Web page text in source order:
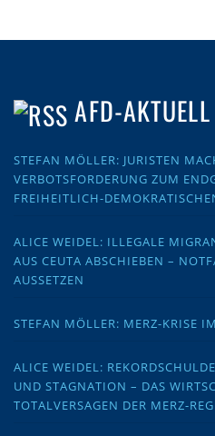
AFD-AKTUELL
STEFAN MÖLLER: JURISTEN
VERBOTSFORDERUNG ZUM
FREIHEITLICH-
ALICE WEIDEL: ILLEGALE
AUS CEUTA ABSCHIEBEN –
AUSSETZEN
STEFAN MÖLLER: MERZ-KRISE
ALICE WEIDEL:
UND STAGNATION – DAS
TOTALVERSAGEN DER MERZ-